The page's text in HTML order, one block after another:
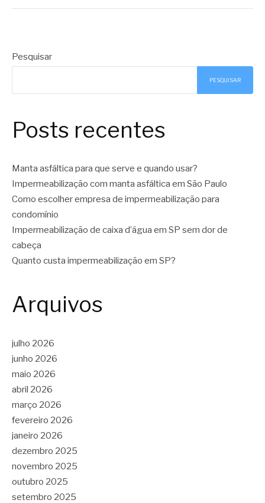
Pesquisar
PESQUISAR
Posts recentes
Manta asfáltica para que serve e quando usar?
Impermeabilização com manta asfáltica em São Paulo
Como escolher empresa de impermeabilização para
condomínio
Impermeabilização de caixa d’água em SP sem dor de
cabeça
Quanto custa impermeabilização em SP?
Arquivos
julho 2026
junho 2026
maio 2026
abril 2026
março 2026
fevereiro 2026
janeiro 2026
dezembro 2025
novembro 2025
outubro 2025
setembro 2025